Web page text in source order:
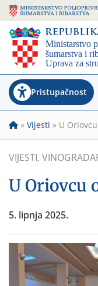
Pristupačnost
» Vijesti » U
VIJESTI,
U Oriovcu
5. lipnja 2025.